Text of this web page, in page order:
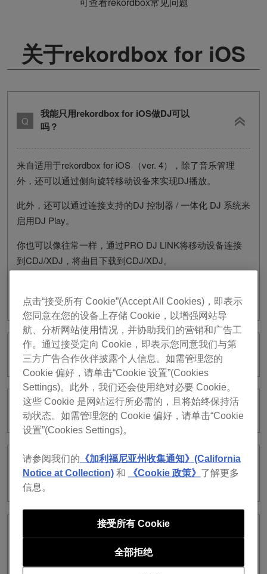
关于rekordbox for iOS
我能只用rekordbox for iOS做DJ可以
吗？
来自适用于rekordbox for iOS （ver. 4），除了音乐管理
外，还可以通过侧向旋转移动设备来实现DJ播放。
此外，还可以通过连接支持的DJ 控制器 / 一体化 DJ 系统来
启用DJ Play。
你也可以像往常一样，通过PRO DJ LINK将移动设备连接
到CDJ/XDJ，将曲目下载到CDJ/XDJ。
https://rekordbox.com/zh-cn/support/faq/about-ios/#faq-3553
我在iPad上可以用rekordbox for iOS吗？
为什么我必须登录？
rekordbox for iOS (ver. 4)可以使用旧版
rekordbox for iOS的资料库吗？
我的 rekordbox for iOS (ver. 4)资料库是
否可以与早于 ver.6 的rekordbox for
点击“接受所有 Cookie”(Accept All Cookies)，即表示
您同意在您的设备上存储 Cookie，以增强网站导
航、分析网站使用情况，并协助我们的营销和广告工
作。通过接受定向 Cookie，即表示您同意我们与第
三方广告合作伙伴披露个人信息。如需管理您的
Cookie 偏好，请单击“Cookie 设置”(Cookies
Settings)。此外，我们还会使用绝对必要 Cookie。
这些 Cookie 是网站运行所必需的，且将始终保持活
动状态。如需管理您的 Cookie 偏好，请单击“Cookie
设置”(Cookies Settings)。
请参阅我们的 《加利福尼亚州收集通知》(California
Notice at Collection)和 《Cookie 政策》 了解更多
信息。
全部拒绝
接受所有 Cookie